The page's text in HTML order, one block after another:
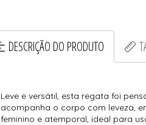
DESCRIÇÃO DO PRODUTO
Leve e versátil, esta regata foi
acompanha o corpo com leveza,
feminino e atemporal, ideal para